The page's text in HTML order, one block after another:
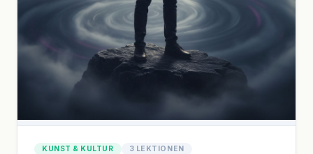
KUNST & KULTUR 3 LEKTIONEN